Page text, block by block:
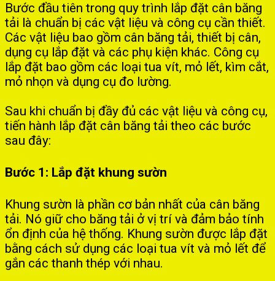
Bước đầu tiên trong quy trình lắp đặt cân băng
tải là chuẩn bị các vật liệu và công cụ cần thiết.
Các vật liệu bao gồm cân băng tải, thiết bị cân,
dụng cụ lắp đặt và các phụ kiện khác. Công cụ
lắp đặt bao gồm các loại tua vít, mỏ lết, kìm cắt,
mỏ nhọn và dụng cụ đo lường.
Sau khi chuẩn bị đầy đủ các vật liệu và công cụ,
tiến hành lắp đặt cân băng tải theo các bước
sau đây:
Bước 1: Lắp đặt khung sườn
Khung sườn là phần cơ bản nhất của cân băng
tải. Nó giữ cho băng tải ở vị trí và đảm bảo tính
ổn định của hệ thống. Khung sườn được lắp đặt
bằng cách sử dụng các loại tua vít và mỏ lết để
gắn các thanh thép với nhau.